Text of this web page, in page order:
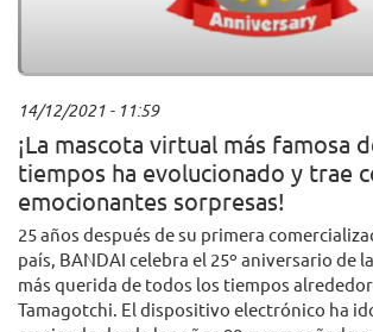
14/12/2021 - 11:59
¡La mascota virtual más famosa
tiempos ha evolucionado y trae
emocionantes sorpresas!
25 años después de su primera
país, BANDAI celebra el 25º aniversario de
más querida de todos los tiempos
Tamagotchi. El dispositivo electrónico ha